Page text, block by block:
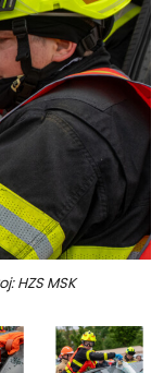
HZS MSK